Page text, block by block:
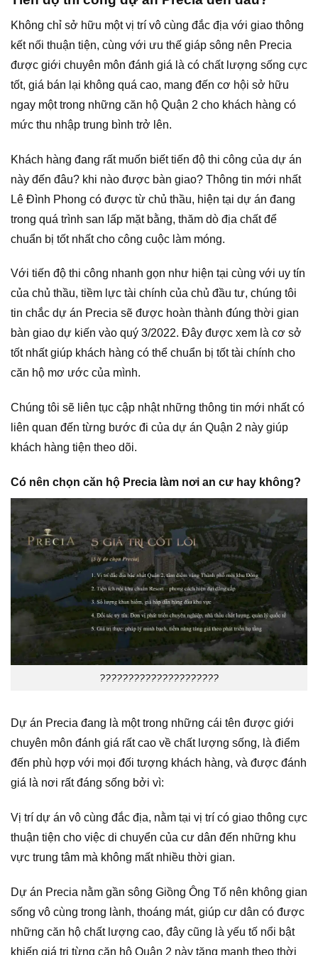
Không chỉ sở hữu một vị trí vô cùng đắc địa với giao thông
kết nối thuận tiện, cùng với ưu thế giáp sông nên Precia
được giới chuyên môn đánh giá là có chất lượng sống cực
tốt, giá bán lại không quá cao, mang đến cơ hội sở hữu
ngay một trong những căn hộ Quận 2 cho khách hàng có
mức thu nhập trung bình trở lên.
Khách hàng đang rất muốn biết tiến độ thi công của dự án
này đến đâu? khi nào được bàn giao? Thông tin mới nhất
Lê Đình Phong có được từ chủ thầu, hiện tại dự án đang
trong quá trình san lấp mặt bằng, thăm dò địa chất để
chuẩn bị tốt nhất cho công cuộc làm móng.
Với tiến độ thi công nhanh gọn như hiện tại cùng với uy tín
của chủ thầu, tiềm lực tài chính của chủ đầu tư, chúng tôi
tin chắc dự án Precia sẽ được hoàn thành đúng thời gian
bàn giao dự kiến vào quý 3/2022. Đây được xem là cơ sở
tốt nhất giúp khách hàng có thể chuẩn bị tốt tài chính cho
căn hộ mơ ước của mình.
Chúng tôi sẽ liên tục cập nhật những thông tin mới nhất có
liên quan đến từng bước đi của dự án Quận 2 này giúp
khách hàng tiện theo dõi.
Có nên chọn căn hộ Precia làm nơi an cư hay không?
?????????????????????
Dự án Precia đang là một trong những cái tên được giới
chuyên môn đánh giá rất cao về chất lượng sống, là điểm
đến phù hợp với mọi đối tượng khách hàng, và được đánh
giá là nơi rất đáng sống bởi vì:
Vị trí dự án vô cùng đắc địa, nằm tại vị trí có giao thông cực
thuận tiện cho việc di chuyển của cư dân đến những khu
vực trung tâm mà không mất nhiều thời gian.
Dự án Precia nằm gần sông Giồng Ông Tố nên không gian
sống vô cùng trong lành, thoáng mát, giúp cư dân có được
những căn hộ chất lượng cao, đây cũng là yếu tố nổi bật
khiến giá trị từng căn hộ Quận 2 này tăng mạnh theo thời